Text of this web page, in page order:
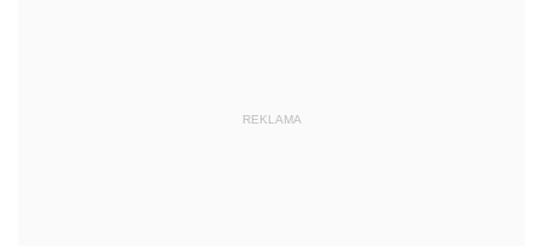
REKLAMA